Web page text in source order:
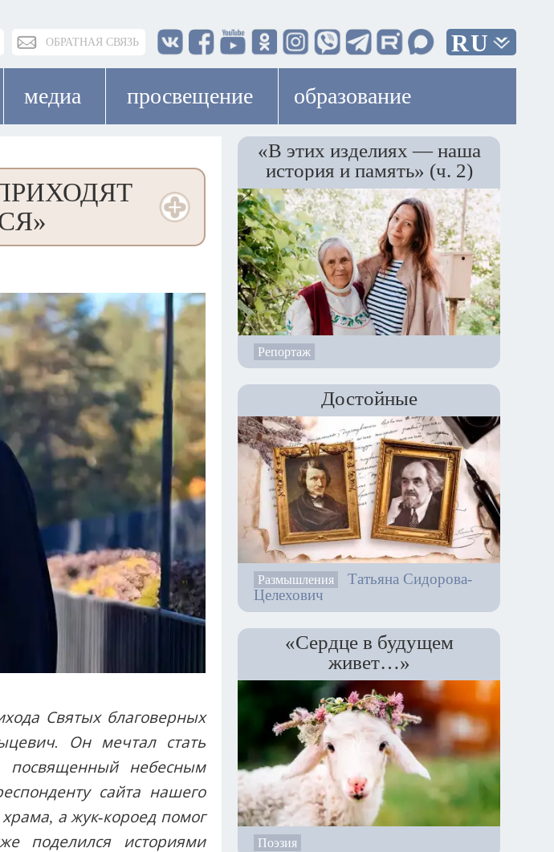
ОБРАТНАЯ СВЯЗЬ RU
медиа просвещение образование
Святых благоверных
Он мечтал стать
посвященный небесным
сайта нашего
а жук-короед помог
поделился историями
«В этих изделиях — наша
история и память» (ч. 2)
Репортаж
Достойные
Размышления
Татьяна Сидорова-
Целехович
«Сердце в будущем
живет…»
Поэзия